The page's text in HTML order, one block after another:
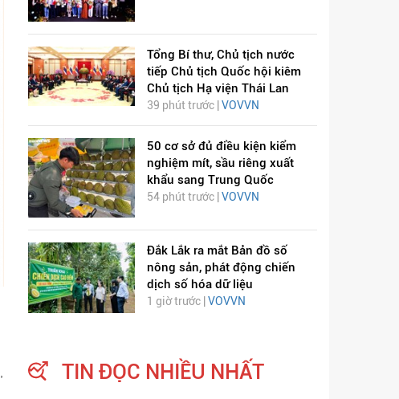
Tổng Bí thư, Chủ tịch nước
tiếp Chủ tịch Quốc hội kiêm
Chủ tịch Hạ viện Thái Lan
39 phút trước | VOVVN
50 cơ sở đủ điều kiện kiểm
nghiệm mít, sầu riêng xuất
khẩu sang Trung Quốc
54 phút trước | VOVVN
Đắk Lắk ra mắt Bản đồ số
nông sản, phát động chiến
dịch số hóa dữ liệu
1 giờ trước | VOVVN
TIN ĐỌC NHIỀU NHẤT